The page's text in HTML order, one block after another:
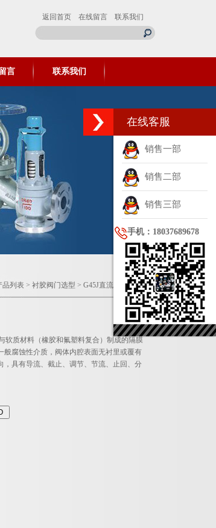
返回首页 在线留言 联系我们
言 联系我们
品列表 > 衬胶阀门选型 > G45J直流式衬胶隔膜阀
软质材料（橡胶和氟塑料复合）制成的隔膜
般腐蚀性介质，阀体内腔表面无衬里或覆有
，具有导流、截止、调节、节流、止回、分
在线客服
销售一部
销售二部
销售三部
手机：18037689678